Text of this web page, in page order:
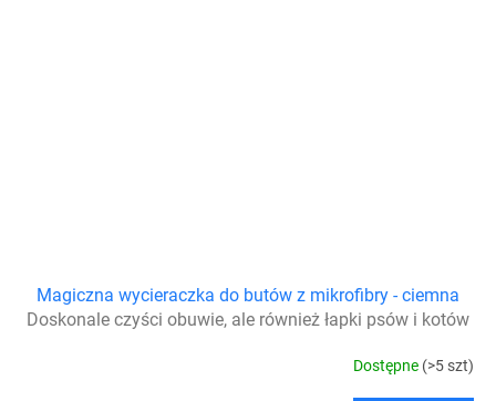
Magiczna wycieraczka do butów z mikrofibry - ciemna
Doskonale czyści obuwie, ale również łapki psów i kotów
Dostępne (>5 szt)